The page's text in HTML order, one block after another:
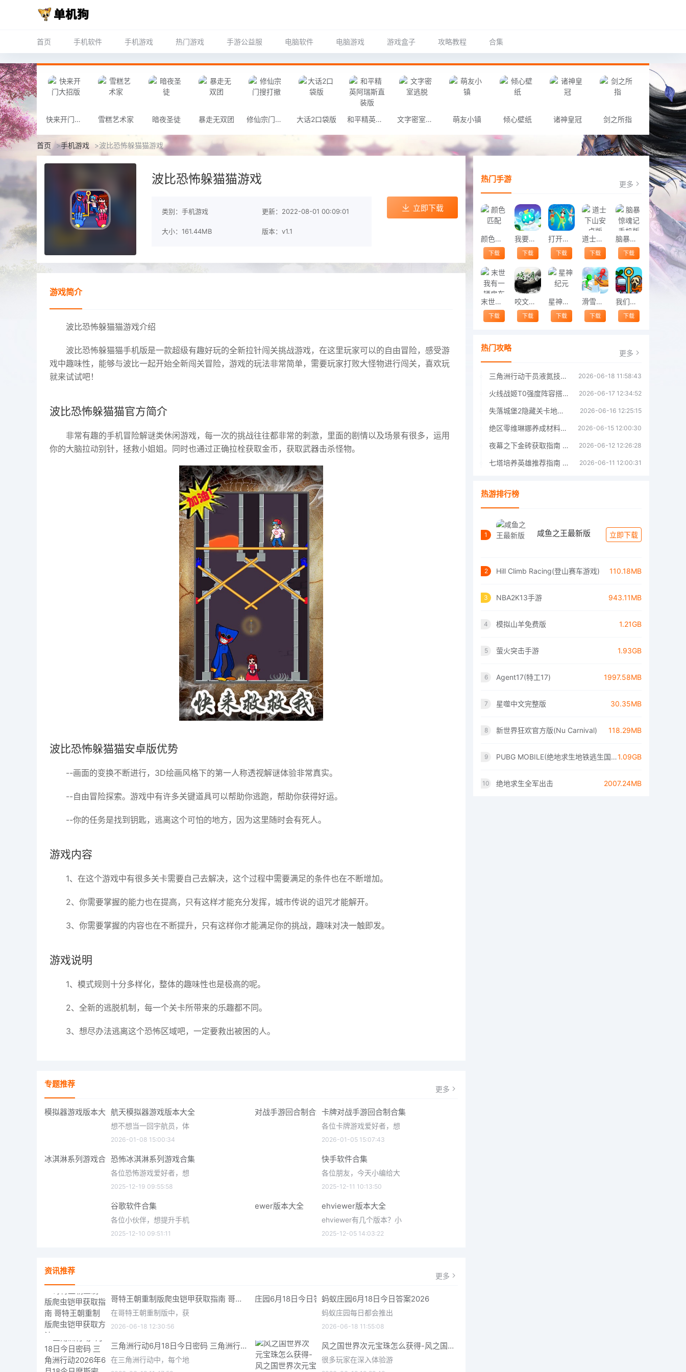
首页 手机软件 手机游戏 热门游戏 手游公益服 电脑软件 电脑游戏 游戏盒子 攻略教程 合集
快来开门大招版 雪糕艺术家 暗夜圣徒 暴走无双团 修仙宗门搜打撤 大话2口袋版 和平精英阿瑞斯直装版 文字密室逃脱 萌友小镇 倾心壁纸 诸神皇冠 剑之所指
首页 >手机游戏 >波比恐怖躲猫猫游戏
波比恐怖躲猫猫游戏
类别：手机游戏 更新：2022-08-01 00:09:01
大小：161.44MB 版本：v1.1
立即下载
游戏简介
波比恐怖躲猫猫游戏介绍
波比恐怖躲猫猫手机版是一款超级有趣好玩的全新拉针闯关挑战游戏，在这里玩家可以的自由冒险，感受游
戏中趣味性，能够与波比一起开始全新闯关冒险，游戏的玩法非常简单，需要玩家打败大怪物进行闯关，喜欢玩
就来试试吧！
波比恐怖躲猫猫官方简介
非常有趣的手机冒险解谜类休闲游戏，每一次的挑战往往都非常的刺激，里面的剧情以及场景有很多，运用
你的大脑拉动别针，拯救小姐姐。同时也通过正确拉栓获取金币，获取武器击杀怪物。
波比恐怖躲猫猫安卓版优势
--画面的变换不断进行，3D绘画风格下的第一人称透视解谜体验非常真实。
--自由冒险探索。游戏中有许多关键道具可以帮助你逃跑，帮助你获得好运。
--你的任务是找到钥匙，逃离这个可怕的地方，因为这里随时会有死人。
游戏内容
1、在这个游戏中有很多关卡需要自己去解决，这个过程中需要满足的条件也在不断增加。
2、你需要掌握的能力也在提高，只有这样才能充分发挥，城市传说的诅咒才能解开。
3、你需要掌握的内容也在不断提升，只有这样你才能满足你的挑战，趣味对决一触即发。
游戏说明
1、模式规则十分多样化，整体的趣味性也是极高的呢。
2、全新的逃脱机制，每一个关卡所带来的乐趣都不同。
3、想尽办法逃离这个恐怖区域吧，一定要救出被困的人。
专题推荐 更多
航天模拟器游戏版本大全
想不想当一回宇航员，体
2026-01-08 15:00:34
卡牌对战手游回合制合集
各位卡牌游戏爱好者，想
2026-01-05 15:07:43
恐怖冰淇淋系列游戏合集
各位恐怖游戏爱好者，想
2025-12-19 09:55:58
快手软件合集
各位朋友，今天小编给大
2025-12-11 10:13:50
谷歌软件合集
各位小伙伴，想提升手机
2025-12-10 09:51:11
ehviewer版本大全
ehviewer有几个版本？小
2025-12-05 14:03:22
资讯推荐 更多
哥特王朝重制版爬虫铠甲获取指南 哥特王朝重制版爬虫铠甲获取方法
在哥特王朝重制版中，获
2026-06-18 12:30:56
蚂蚁庄园6月18日今日答案2026
蚂蚁庄园每日都会推出
2026-06-18 11:55:08
三角洲行动6月18日今日密码 三角洲行动2026年6月18今日摩斯密码分享
在三角洲行动中，每个地
风之国世界次元宝珠怎么获得-风之国世界次元宝珠获取方法介绍
很多玩家在深入体验游
热门手游 更多
颜色匹配
下载
我要去太空手机版
下载
打开派对屋官方版(party room)
下载
道士下山安卓版
下载
脑暴惊魂记手机版
下载
末世我有一辆房车
下载
咬文嚼字游戏
下载
星神纪元
下载
滑雪冲冲冲最新版
下载
我们之间抽个棍手机版
下载
热门攻略 更多
三角洲行动干员液氮技能效果详解 三角洲行动干员液氮技能介绍 2026-06-18 11:58:43
火线战姬T0强度阵容搭配推荐 火线战姬T0强度阵容哪个好 2026-06-17 12:34:52
失落城堡2隐藏关卡地图解锁指南 2026-06-16 12:25:15
绝区零维琳娜养成材料汇总指南 2026-06-15 12:00:30
夜幕之下金砖获取指南 夜幕之下金砖获取方法 2026-06-12 12:26:28
七塔培养英雄推荐指南 七塔培养哪个英雄好 2026-06-11 12:00:31
热游排行榜
1 咸鱼之王最新版 立即下载
2 Hill Climb Racing(登山赛车游戏) 110.18MB
3 NBA2K13手游 943.11MB
4 模拟山羊免费版 1.21GB
5 萤火突击手游 1.93GB
6 Agent17(特工17) 1997.58MB
7 星噬中文完整版 30.35MB
8 新世界狂欢官方版(Nu Carnival) 118.29MB
9 PUBG MOBILE(绝地求生地铁逃生国际服)1.09GB
10 绝地求生全军出击 2007.24MB